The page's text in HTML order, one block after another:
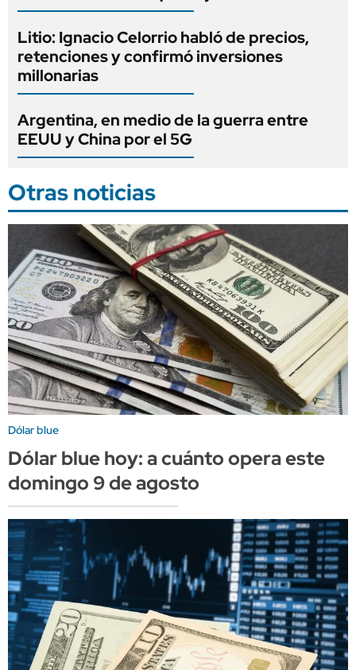
Litio: Ignacio Celorrio habló de precios,
retenciones y confirmó inversiones
millonarias
Argentina, en medio de la guerra entre
EEUU y China por el 5G
Otras noticias
Dólar blue
Dólar blue hoy: a cuánto opera este
domingo 9 de agosto